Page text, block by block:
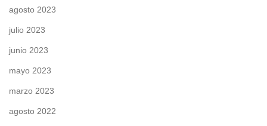
agosto 2023
julio 2023
junio 2023
mayo 2023
marzo 2023
agosto 2022